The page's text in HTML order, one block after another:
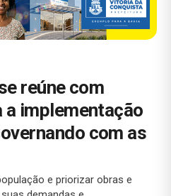
reúne com
a implementação
com as
e priorizar obras e